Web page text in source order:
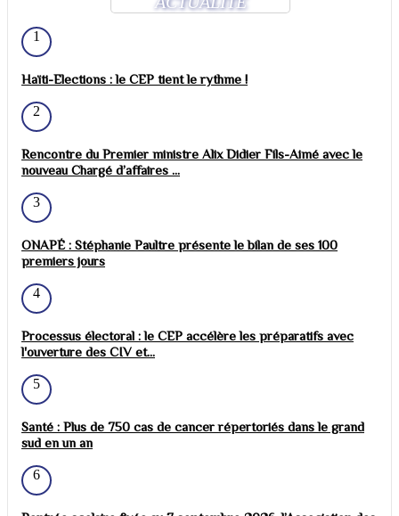
1
Haïti-Elections : le CEP tient le rythme !
2
Rencontre du Premier ministre Alix Didier Fils-Aimé avec le
nouveau Chargé d’affaires ...
3
ONAPÉ : Stéphanie Paultre présente le bilan de ses 100
premiers jours
4
Processus électoral : le CEP accélère les préparatifs avec
l'ouverture des CIV et...
5
Santé : Plus de 750 cas de cancer répertoriés dans le grand
sud en un an
6